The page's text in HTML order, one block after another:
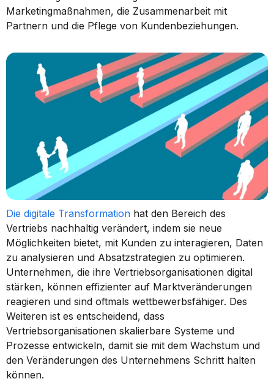
Marketingmaßnahmen, die Zusammenarbeit mit
Partnern und die Pflege von Kundenbeziehungen.
Die digitale Transformation hat den Bereich des
Vertriebs nachhaltig verändert, indem sie neue
Möglichkeiten bietet, mit Kunden zu interagieren, Daten
zu analysieren und Absatzstrategien zu optimieren.
Unternehmen, die ihre Vertriebsorganisationen digital
stärken, können effizienter auf Marktveränderungen
reagieren und sind oftmals wettbewerbsfähiger. Des
Weiteren ist es entscheidend, dass
Vertriebsorganisationen skalierbare Systeme und
Prozesse entwickeln, damit sie mit dem Wachstum und
den Veränderungen des Unternehmens Schritt halten
können.